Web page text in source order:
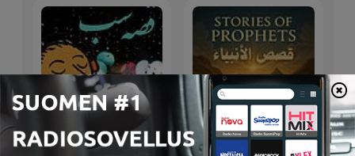
قصص الأنبياء